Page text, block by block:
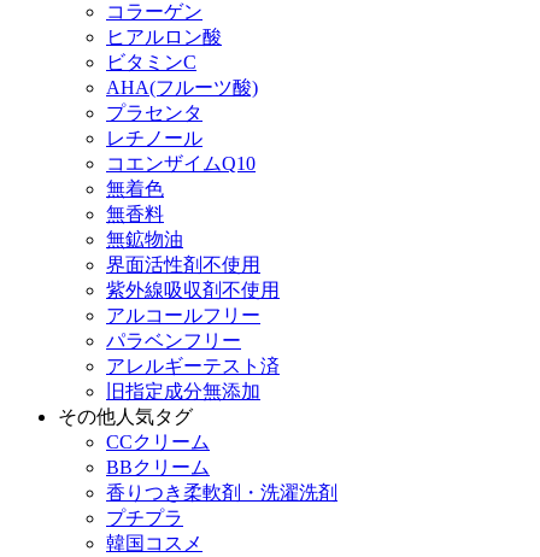
コラーゲン
ヒアルロン酸
ビタミンC
AHA(フルーツ酸)
プラセンタ
レチノール
コエンザイムQ10
無着色
無香料
無鉱物油
界面活性剤不使用
紫外線吸収剤不使用
アルコールフリー
パラベンフリー
アレルギーテスト済
旧指定成分無添加
その他人気タグ
CCクリーム
BBクリーム
香りつき柔軟剤・洗濯洗剤
プチプラ
韓国コスメ